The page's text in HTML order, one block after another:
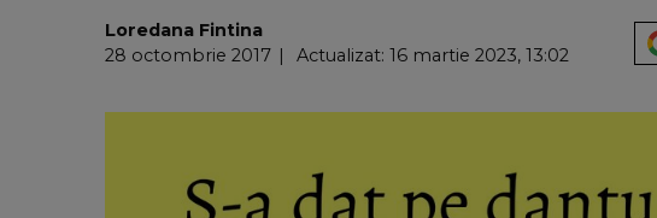
Loredana Fintina
28 octombrie 2017
Actualizat: 16 martie 2023, 13:02